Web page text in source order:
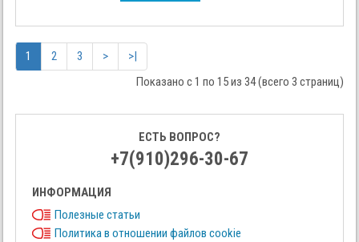
1 2 3 >
>|
Показано с 1 по 15 из 34 (всего 3 страниц)
ЕСТЬ ВОПРОС?
+7(910)296-30-67
ИНФОРМАЦИЯ
Полезные статьи
Политика в отношении файлов cookie